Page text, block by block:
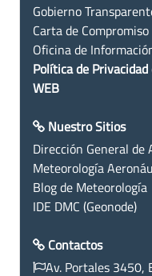
Gobierno
Carta de Compromiso
Oficina de
Política de
WEB
Nuestro Sitios
Dirección General de
Meteorología
Blog de Meteorología
IDE DMC (Geonode)
Contactos
Av. Portales 3450,